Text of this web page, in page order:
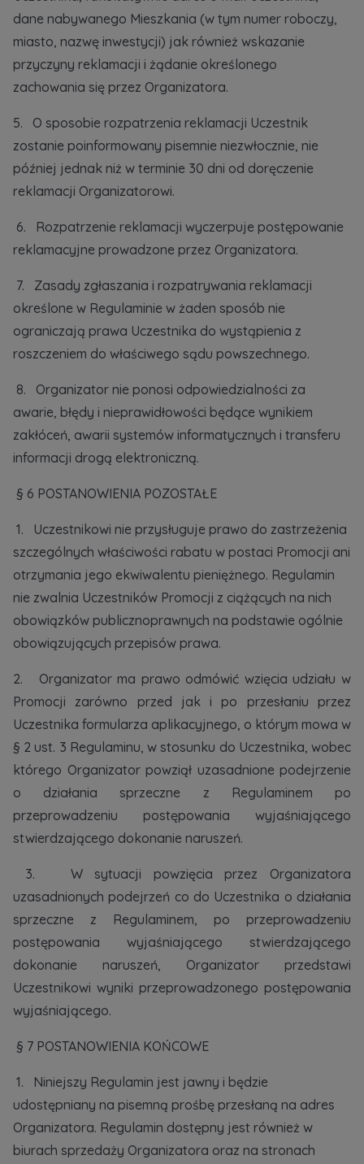
dane nabywanego Mieszkania (w tym numer roboczy,
miasto, nazwę inwestycji) jak również wskazanie
przyczyny reklamacji i żądanie określonego
zachowania się przez Organizatora.
5. O sposobie rozpatrzenia reklamacji Uczestnik
zostanie poinformowany pisemnie niezwłocznie, nie
później jednak niż w terminie 30 dni od doręczenie
reklamacji Organizatorowi.
6. Rozpatrzenie reklamacji wyczerpuje postępowanie
reklamacyjne prowadzone przez Organizatora.
7. Zasady zgłaszania i rozpatrywania reklamacji
określone w Regulaminie w żaden sposób nie
ograniczają prawa Uczestnika do wystąpienia z
roszczeniem do właściwego sądu powszechnego.
8. Organizator nie ponosi odpowiedzialności za
awarie, błędy i nieprawidłowości będące wynikiem
zakłóceń, awarii systemów informatycznych i transferu
informacji drogą elektroniczną.
§ 6 POSTANOWIENIA POZOSTAŁE
1. Uczestnikowi nie przysługuje prawo do zastrzeżenia
szczególnych właściwości rabatu w postaci Promocji ani
otrzymania jego ekwiwalentu pieniężnego. Regulamin
nie zwalnia Uczestników Promocji z ciążących na nich
obowiązków publicznoprawnych na podstawie ogólnie
obowiązujących przepisów prawa.
2. Organizator ma prawo odmówić wzięcia udziału w
Promocji zarówno przed jak i po przesłaniu przez
Uczestnika formularza aplikacyjnego, o którym mowa w
§ 2 ust. 3 Regulaminu, w stosunku do Uczestnika, wobec
którego Organizator powziął uzasadnione podejrzenie
o działania sprzeczne z Regulaminem po
przeprowadzeniu postępowania wyjaśniającego
stwierdzającego dokonanie naruszeń.
3. W sytuacji powzięcia przez Organizatora
uzasadnionych podejrzeń co do Uczestnika o działania
sprzeczne z Regulaminem, po przeprowadzeniu
postępowania wyjaśniającego stwierdzającego
dokonanie naruszeń, Organizator przedstawi
Uczestnikowi wyniki przeprowadzonego postępowania
wyjaśniającego.
§ 7 POSTANOWIENIA KOŃCOWE
1. Niniejszy Regulamin jest jawny i będzie
udostępniany na pisemną prośbę przesłaną na adres
Organizatora. Regulamin dostępny jest również w
biurach sprzedaży Organizatora oraz na stronach